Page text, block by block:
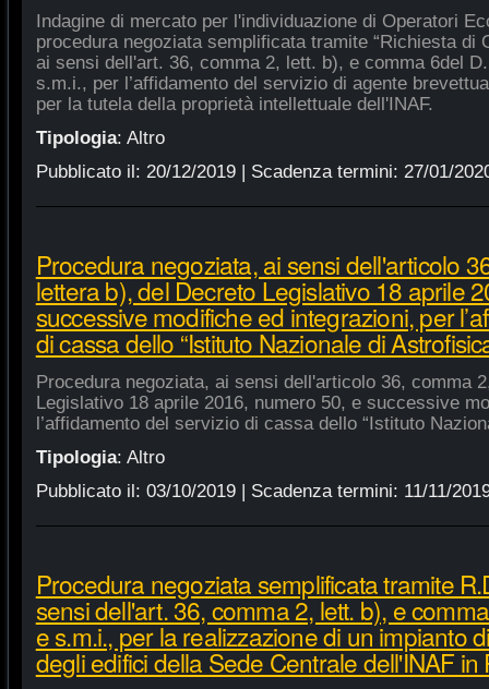
Indagine di mercato per l'individuazione di Operatori
procedura negoziata semplificata tramite “Richiesta di
ai sensi dell'art. 36, comma 2, lett. b), e comma 6del
s.m.i., per l’affidamento del servizio di agente
per la tutela della proprietà intellettuale dell'INAF.
Tipologia: Altro
Pubblicato il: 20/12/2019| Scadenza termini: 27/01/
Procedura negoziata, ai sensi dell'articolo
lettera b), del Decreto Legislativo 18 aprile
successive modifiche ed integrazioni, per
di cassa dello “Istituto Nazionale di
Procedura negoziata, ai sensi dell'articolo 36, comma
Legislativo 18 aprile 2016, numero 50, e successive
l’affidamento del servizio di cassa dello “Istituto
Tipologia: Altro
Pubblicato il: 03/10/2019| Scadenza termini: 11/11/
Procedura negoziata semplificata tramite
sensi dell'art. 36, comma 2, lett. b), e
e s.m.i., per la realizzazione di un impianto
degli edifici della Sede Centrale dell'INAF in